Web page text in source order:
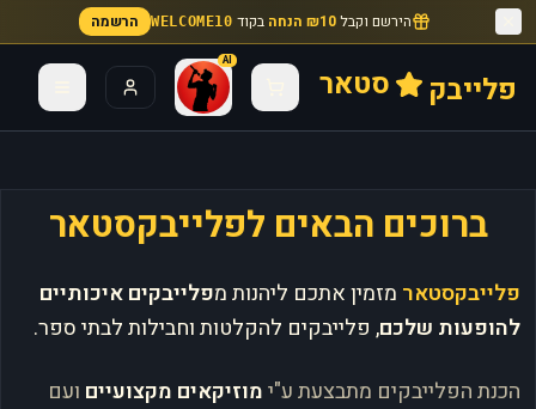
הירשם וקבל₪10 הנחה בקוד WELCOME10 הרשמה
פלייבק סטאר
AI
ברוכים הבאים לפלייבקסטאר
פלייבקסטאר מזמין אתכם ליהנות מפלייבקים איכותיים
להופעות שלכם, פלייבקים להקלטות וחבילות לבתי ספר.
הכנת הפלייבקים מתבצעת ע"ימוזיקאים מקצועיים ועם